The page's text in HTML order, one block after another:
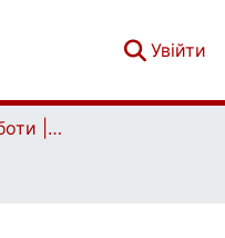
Увійти
Кваліфікаційні роботи | Qualifying works